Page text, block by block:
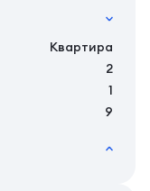
Квартира
2
1
9